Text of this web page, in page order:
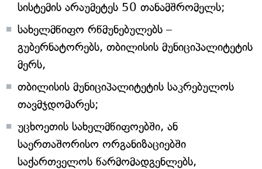
სისტემის არაუმეტეს 50 თანამშრომელს;
სახელმწიფო რწმუნებულებს –
გუბერნატორებს, თბილისის მუნიციპალიტეტის
მერს,
თბილისის მუნიციპალიტეტის საკრებულოს
თავმჯდომარეს;
უცხოეთის სახელმწიფოებში, ან
საერთაშორისო ორგანიზაციებში
საქართველოს წარმომადგენლებს,